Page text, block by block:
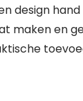
design hand
maken en